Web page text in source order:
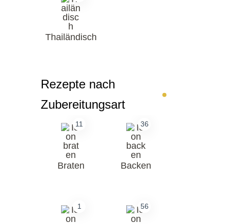
Thailändisch
Rezepte nach
Zubereitungsart
11
Braten
36
Backen
1 56